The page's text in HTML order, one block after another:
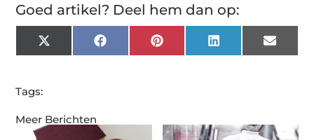
Meer Berichten
Goed artikel? Deel hem dan op:
X
(Twitter)
Facebook Pinterest LinkedIn Email
Tags: